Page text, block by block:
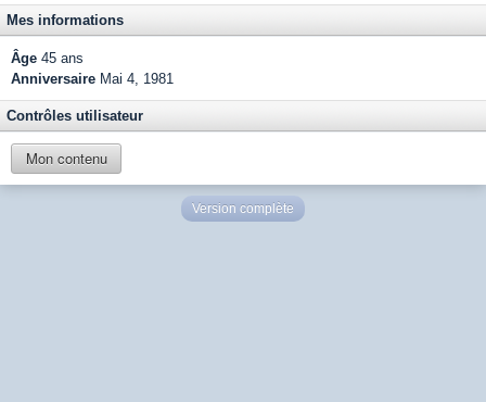
Mes informations
Âge 45 ans
Anniversaire Mai 4, 1981
Contrôles utilisateur
Mon contenu
Version complète